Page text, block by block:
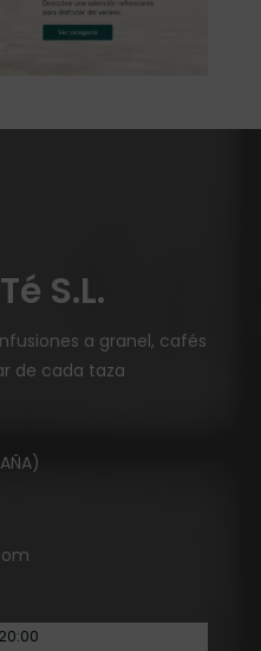
S.L.
a granel, cafés
de cada taza